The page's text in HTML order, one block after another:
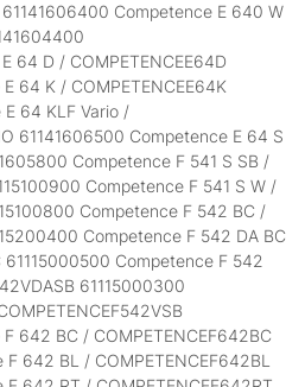
61141606400 Competence E 640 W
64 D / COMPETENCEE64D
64 K / COMPETENCEE64K
64 KLF Vario /
61141606500 Competence E 64 S
Competence F 541 S SB /
Competence F 541 S W /
Competence F 542 BC /
Competence F 542 DA BC
61115000500 Competence F 542
61115000300
642 BC / COMPETENCEF642BC
642 BL / COMPETENCEF642BL